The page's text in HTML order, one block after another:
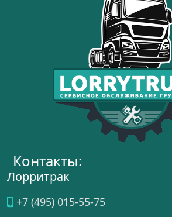
Контакты:
Лорритрак
+7 (495) 015-55-75